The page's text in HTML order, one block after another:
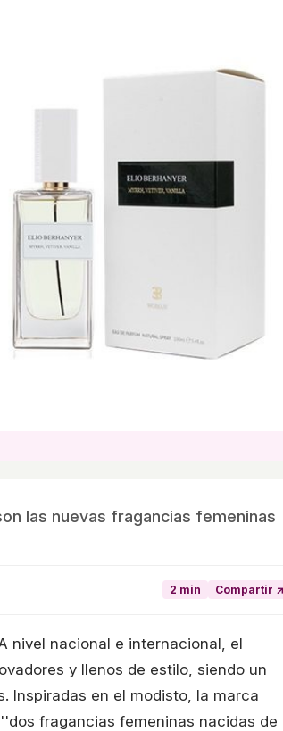
las nuevas fragancias femeninas
2 min Compartir ↗
nivel nacional e internacional, el
y llenos de estilo, siendo un
Inspiradas en el modisto, la marca
fragancias femeninas nacidas de